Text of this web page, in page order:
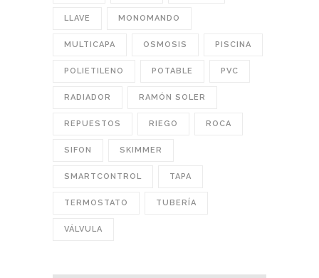
LLAVE MONOMANDO
MULTICAPA OSMOSIS PISCINA
POLIETILENO POTABLE PVC
RADIADOR RAMÓN SOLER
REPUESTOS RIEGO ROCA
SIFON SKIMMER
SMARTCONTROL TAPA
TERMOSTATO TUBERÍA
VÁLVULA